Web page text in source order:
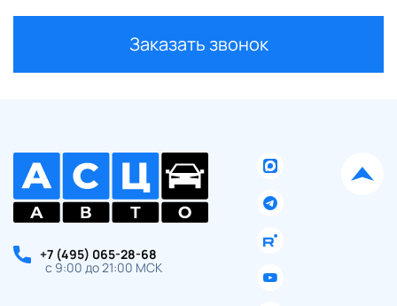
Заказать звонок
+7 (495) 065-28-68
с 9:00 до 21:00 МСК